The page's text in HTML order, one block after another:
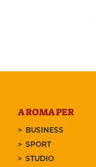
A ROMA PER
BUSINESS
SPORT
STUDIO